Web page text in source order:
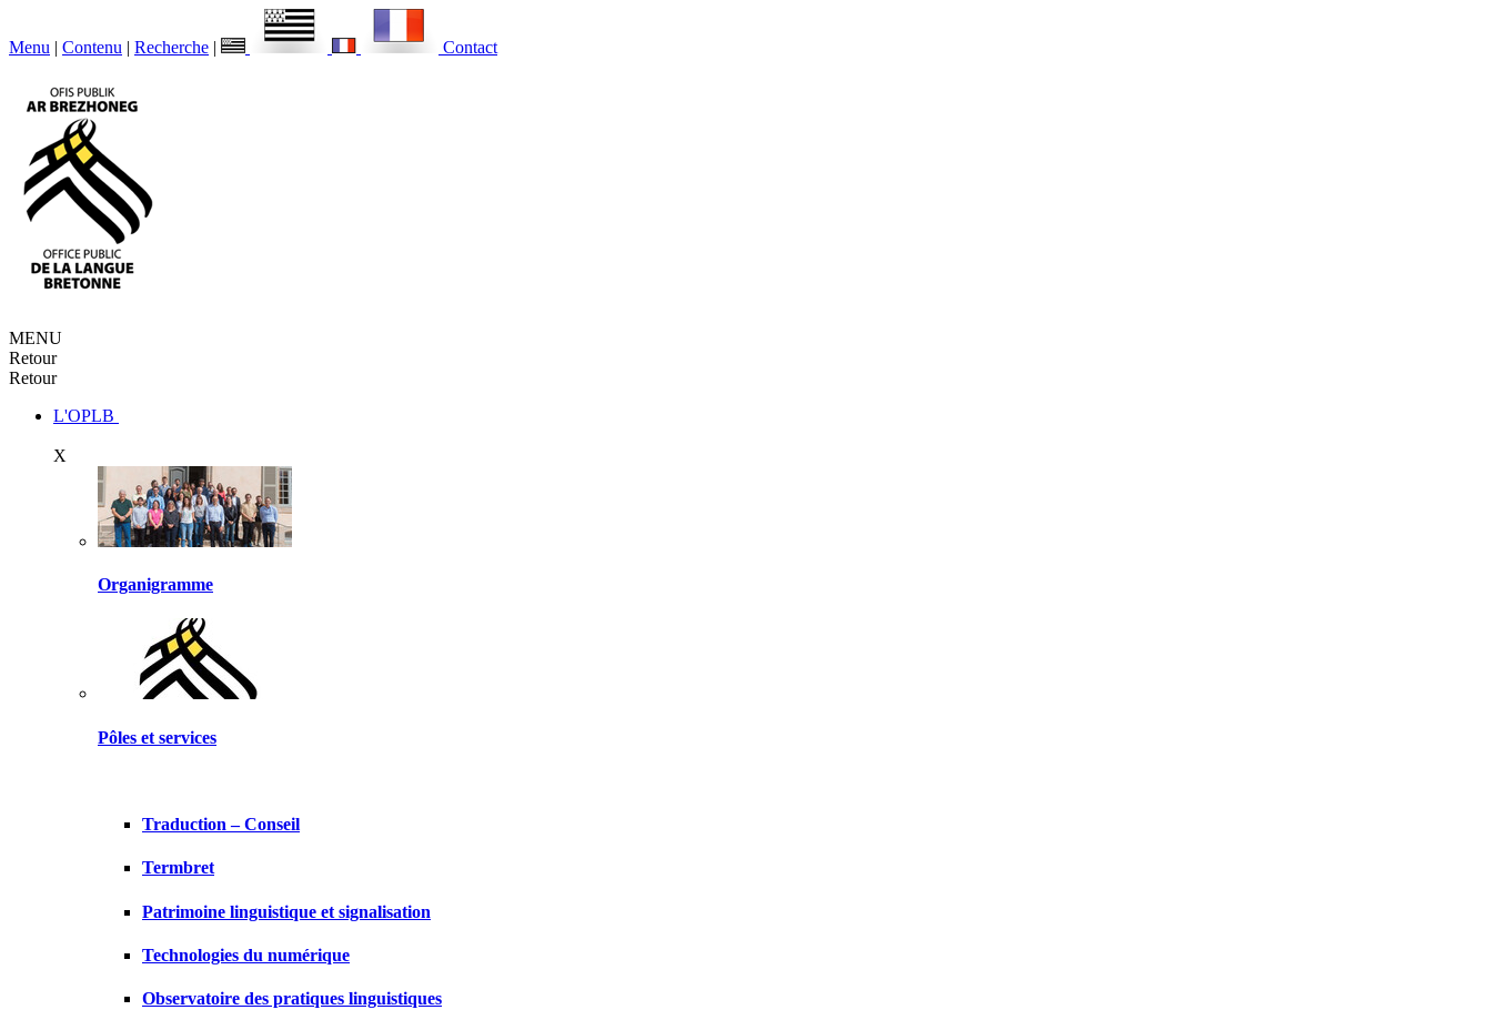
Menu | Contenu | Recherche | Contact
MENU
Retour
Retour
L'OPLB
X
Organigramme
Pôles et services
Traduction – Conseil
Termbret
Patrimoine linguistique et signalisation
Technologies du numérique
Observatoire des pratiques linguistiques